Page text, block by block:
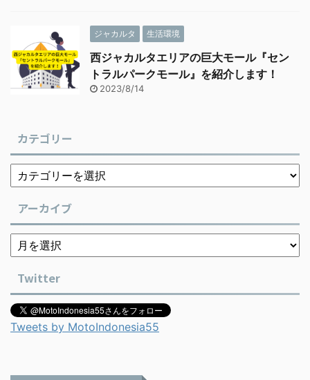
ジャカルタ 生活環境
西ジャカルタエリアの巨大モール『セン
トラルパークモール』を紹介します！
2023/8/14
カテゴリー
アーカイブ
Twitter
Tweets by MotoIndonesia55